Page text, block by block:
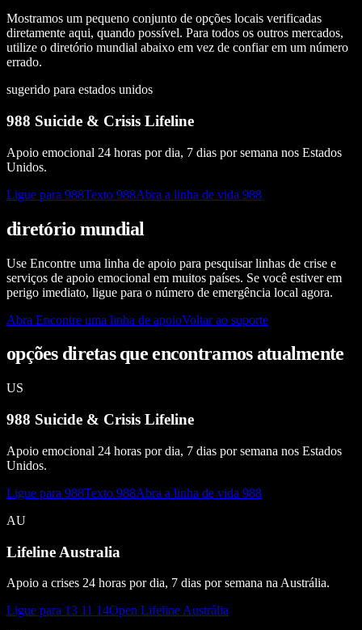
Mostramos um pequeno conjunto de opções locais verificadas
diretamente aqui, quando possível. Para todos os outros mercados,
utilize o diretório mundial abaixo em vez de confiar em um número
errado.
sugerido para estados unidos
988 Suicide & Crisis Lifeline
Apoio emocional 24 horas por dia, 7 dias por semana nos Estados
Unidos.
Ligue para 988Texto 988Abra a linha de vida 988
diretório mundial
Use Encontre uma linha de apoio para pesquisar linhas de crise e
serviços de apoio emocional em muitos países. Se você estiver em
perigo imediato, ligue para o número de emergência local agora.
Abra Encontre uma linha de apoioVoltar ao suporte
opções diretas que encontramos atualmente
US
988 Suicide & Crisis Lifeline
Apoio emocional 24 horas por dia, 7 dias por semana nos Estados
Unidos.
Ligue para 988Texto 988Abra a linha de vida 988
AU
Lifeline Australia
Apoio a crises 24 horas por dia, 7 dias por semana na Austrália.
Ligue para 13 11 14Open Lifeline Austrália